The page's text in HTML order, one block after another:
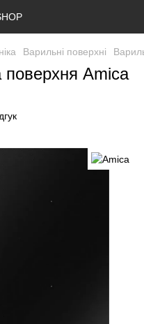
Варильні поверхні
поверхня Amica